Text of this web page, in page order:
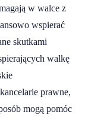
w walce z
wspierać
skutkami
walkę
prawne,
mogą pomóc